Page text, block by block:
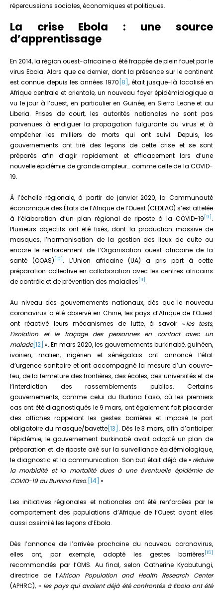
répercussions sociales, économiques et politiques.
La crise Ebola : une source
d’apprentissage
En 2014, la région ouest-africaine a été frappée de plein fouet par le
virus Ebola. Alors que ce dernier, dont la présence sur le continent
est connue depuis les années 1970 [8] , était jusque-là localisé en
Afrique centrale et orientale, un nouveau foyer épidémiologique a
vu le jour à l’ouest, en particulier en Guinée, en Sierra Leone et au
Liberia. Prises de court, les autorités nationales ne sont pas
parvenues à endiguer la propagation fulgurante du virus et à
empêcher les milliers de morts qui ont suivi. Depuis, les
gouvernements ont tiré des leçons de cette crise et se sont
préparés afin d’agir rapidement et efficacement lors d’une
nouvelle épidémie de grande ampleur… comme celle de la COVID-
19.
À l’échelle régionale, à partir de janvier 2020, la Communauté
économique des États de l’Afrique de l’Ouest (CEDEAO) s’est attelée
à l’élaboration d’un plan régional de riposte à la COVID-19 [9] .
Plusieurs objectifs ont été fixés, dont la production massive de
masques, l’harmonisation de la gestion des lieux de culte ou
encore le renforcement de l’Organisation ouest-africaine de la
santé (OOAS) [10] . L’Union africaine (UA) a pris part à cette
préparation collective en collaboration avec les centres africains
de contrôle et de prévention des maladies [11] .
Au niveau des gouvernements nationaux, dès que le nouveau
coronavirus a été observé en Chine, les pays d’Afrique de l’Ouest
ont réactivé leurs mécanismes de lutte, à savoir « les tests,
l’isolation et le traçage des personnes en contact avec un
malade[12] ». En mars 2020, les gouvernements burkinabè, guinéen,
ivoirien, malien, nigérien et sénégalais ont annoncé l’état
d’urgence sanitaire et ont accompagné la mesure d’un couvre-
feu, de la fermeture des frontières, des écoles, des universités et de
l’interdiction des rassemblements publics. Certains
gouvernements, comme celui du Burkina Faso, où les premiers
cas ont été diagnostiqués le 9 mars, ont également fait placarder
des affiches rappelant les gestes barrières et imposé le port
obligatoire du masque/bavette[13] . Dès le 3 mars, afin d’anticiper
l’épidémie, le gouvernement burkinabè avait adopté un plan de
préparation et de riposte axé sur la surveillance épidémiologique,
le diagnostic et la communication. Son but était déjà de « réduire
la morbidité et la mortalité dues à une éventuelle épidémie de
COVID-19 au Burkina Faso. 14 »
Les initiatives régionales et nationales ont été renforcées par le
comportement des populations d’Afrique de l’Ouest ayant elles
aussi assimilé les leçons d’Ebola.
Dès l’annonce de l’arrivée prochaine du nouveau coronavirus,
elles ont, par exemple, adopté les gestes barrières [15]
recommandés par l’OMS. Au final, selon Catherine Kyobutungi,
directrice de l’African Population and Health Research Center
(APHRC), « les pays qui avaient déjà été confrontés à Ebola ont été